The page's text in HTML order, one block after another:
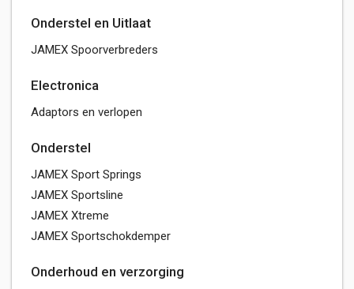
Onderstel en Uitlaat
JAMEX Spoorverbreders
Electronica
Adaptors en verlopen
Onderstel
JAMEX Sport Springs
JAMEX Sportsline
JAMEX Xtreme
JAMEX Sportschokdemper
Onderhoud en verzorging